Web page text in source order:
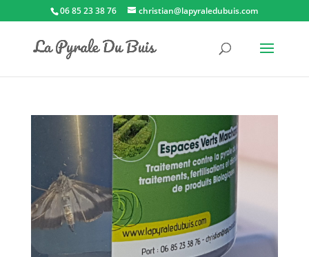
06 85 23 38 76 christian@lapyraledubuis.com